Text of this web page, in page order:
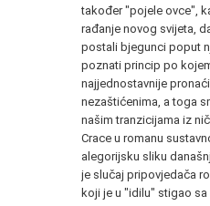
također "pojele ovce",
rađanje novog svijeta,
postali bjegunci poput
poznati princip po
najjednostavnije
nezaštićenima, a toga
našim tranzicijama iz
Crace u romanu
alegorijsku sliku
je slučaj pripovjedača
koji je u "idilu" stigao